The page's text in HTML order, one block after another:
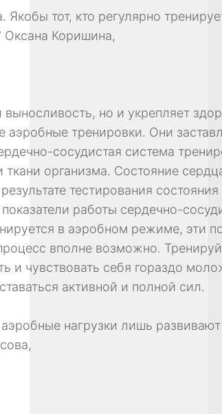
тот, кто регулярно
Оксана Коришина,
выносливость, но и укрепляет
аэробные тренировки. Они
сосудистая система
организма. Состояние
тестирования
работы сердечно-
в аэробном режиме, эти
вполне возможно.
и чувствовать себя гораздо
активной и полной сил.
нагрузки лишь